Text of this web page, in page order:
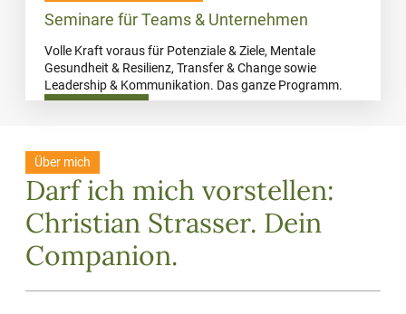
Seminare für Teams & Unternehmen
Volle Kraft voraus für Potenziale & Ziele, Mentale
Gesundheit & Resilienz, Transfer & Change sowie
Leadership & Kommunikation. Das ganze Programm.
Über mich
Darf ich mich vor­stellen:
Christian Strasser. Dein
Companion.